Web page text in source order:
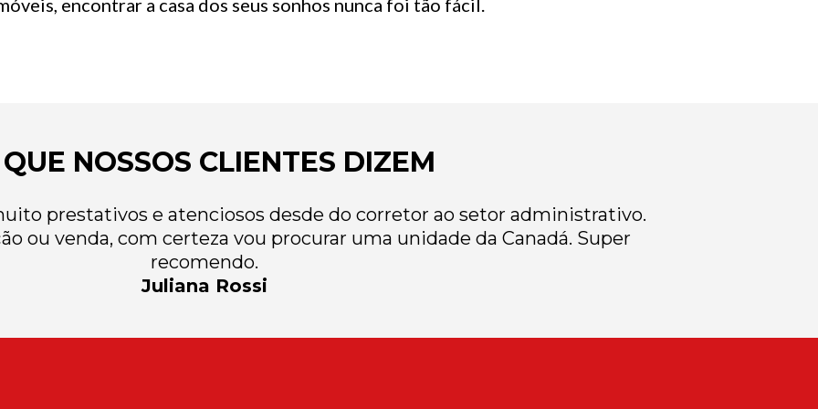
encontrar a casa dos seus sonhos nunca foi tão fácil.
NOSSOS CLIENTES DIZEM
prestativos e atenciosos desde do corretor ao setor administrativo.
ou venda, com certeza vou procurar uma unidade da Canadá. Super
recomendo.
Juliana Rossi